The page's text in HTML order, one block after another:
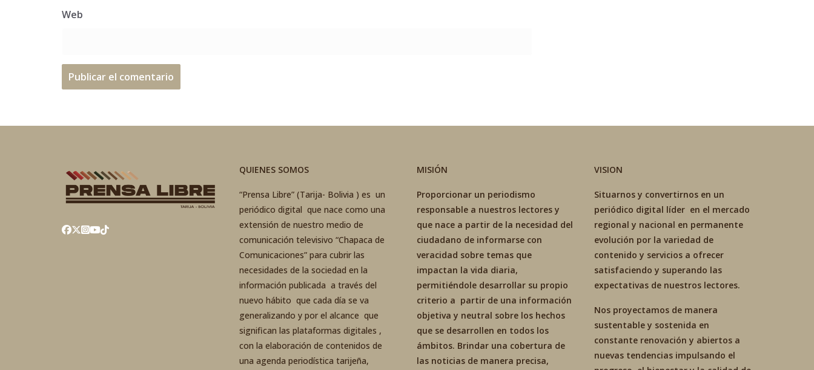
Web
QUIENES SOMOS
“Prensa Libre” (Tarija- Bolivia ) es un
periódico digital que nace como una
extensión de nuestro medio de
comunicación televisivo “Chapaca de
Comunicaciones” para cubrir las
necesidades de la sociedad en la
información publicada a través del
nuevo hábito que cada día se va
generalizando y por el alcance que
significan las plataformas digitales ,
con la elaboración de contenidos de
una agenda periodística tarijeña,
MISIÓN
Proporcionar un periodismo
responsable a nuestros lectores y
que nace a partir de la necesidad del
ciudadano de informarse con
veracidad sobre temas que
impactan la vida diaria,
permitiéndole desarrollar su propio
criterio a partir de una información
objetiva y neutral sobre los hechos
que se desarrollen en todos los
ámbitos. Brindar una cobertura de
las noticias de manera precisa,
VISION
Situarnos y convertirnos en un
periódico digital líder en el mercado
regional y nacional en permanente
evolución por la variedad de
contenido y servicios a ofrecer
satisfaciendo y superando las
expectativas de nuestros lectores.
Nos proyectamos de manera
sustentable y sostenida en
constante renovación y abiertos a
nuevas tendencias impulsando el